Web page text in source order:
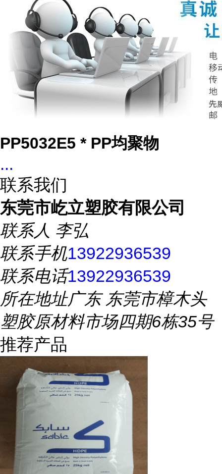
PP5032E5 * PP均聚物
...
联系我们
东莞市屹立塑胶有限公司
联系人 李弘
联系手机13922936539
联系电话13922936539
所在地址广东 东莞市樟木头
塑胶原材料市场四期6栋35号
推荐产品